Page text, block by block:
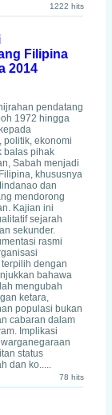
1222 hits
Filipina
2014
pendatang
1972 hingga
politik, ekonomi
balas pihak
Sabah menjadi
khususnya
dan
mendorong
Kajian ini
sejarah
sekunder.
rasmi
dengan
bahawa
mengubah
ketara,
populasi bukan
cabaran dalam
Implikasi
status
dan ko.....
78 hits